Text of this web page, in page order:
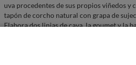
uva procedentes de sus propios viñedos y
tapón de corcho natural con grapa de
Elabora dos linias de cava, la goumet y la